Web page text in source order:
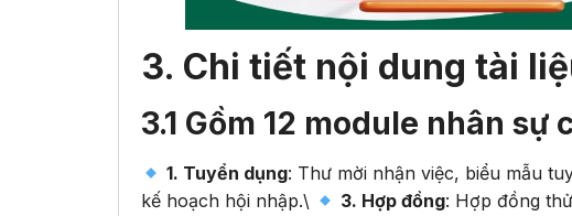
3. Chi tiết nội dung tài
3.1 Gồm 12 module nhân sự
1. Tuyển dụng: Thư mời nhận việc, biểu mẫu
kế hoạch hội nhập.\
3. Hợp đồng: Hợp đồng